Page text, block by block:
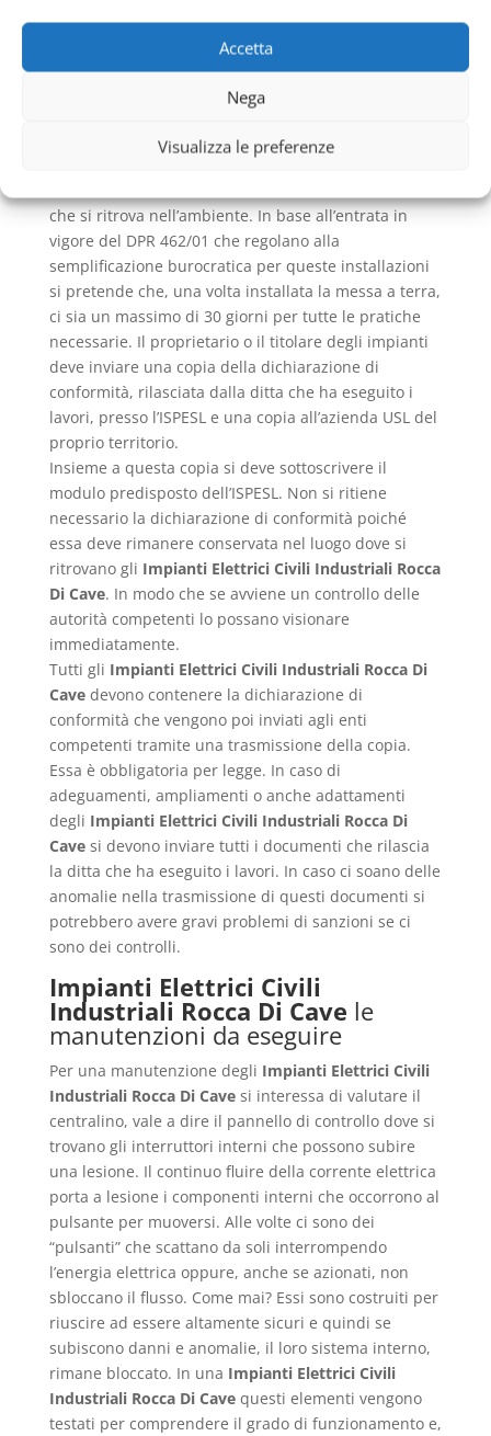
Accetta
Nega
Visualizza le preferenze
solo adottando delle procedure specifiche redatte
controllare ci sono i dispositivi di sicurezza interni.
La messa a terra è obbligatoria per tutti gli
Elettrici Civili Industriali Rocca Di Cave
che si ritrova nell’ambiente. In base all’entrata in
vigore del DPR 462/01 che regolano alla
semplificazione burocratica per queste installazioni
si pretende che, una volta installata la messa a terra,
ci sia un massimo di 30 giorni per tutte le pratiche
necessarie. Il proprietario o il titolare degli impianti
deve inviare una copia della dichiarazione di
conformità, rilasciata dalla ditta che ha eseguito i
lavori, presso l’ISPESL e una copia all’azienda USL del
proprio territorio.
Insieme a questa copia si deve sottoscrivere il
modulo predisposto dell’ISPESL. Non si ritiene
necessario la dichiarazione di conformità poiché
essa deve rimanere conservata nel luogo dove si
ritrovano gli Impianti Elettrici Civili Industriali Rocca
Di Cave. In modo che se avviene un controllo delle
autorità competenti lo possano visionare
immediatamente.
Tutti gli Impianti Elettrici Civili Industriali Rocca Di
Cavedevono contenere la dichiarazione di
conformità che vengono poi inviati agli enti
competenti tramite una trasmissione della copia.
Essa è obbligatoria per legge. In caso di
adeguamenti, ampliamenti o anche adattamenti
degli Impianti Elettrici Civili Industriali Rocca Di
Cavesi devono inviare tutti i documenti che rilascia
la ditta che ha eseguito i lavori. In caso ci soano delle
anomalie nella trasmissione di questi documenti si
potrebbero avere gravi problemi di sanzioni se ci
sono dei controlli.
Impianti Elettrici Civili
Industriali Rocca Di Cave le
manutenzioni da eseguire
Per una manutenzione degli Impianti Elettrici Civili
Industriali Rocca Di Cavesi interessa di valutare il
centralino, vale a dire il pannello di controllo dove si
trovano gli interruttori interni che possono subire
una lesione. Il continuo fluire della corrente elettrica
porta a lesione i componenti interni che occorrono al
pulsante per muoversi. Alle volte ci sono dei
“pulsanti” che scattano da soli interrompendo
l’energia elettrica oppure, anche se azionati, non
sbloccano il flusso. Come mai? Essi sono costruiti per
riuscire ad essere altamente sicuri e quindi se
subiscono danni e anomalie, il loro sistema interno,
rimane bloccato. In una Impianti Elettrici Civili
Industriali Rocca Di Cavequesti elementi vengono
testati per comprendere il grado di funzionamento e,